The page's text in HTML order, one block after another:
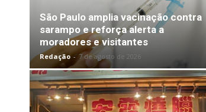
São Paulo amplia vacinação contra
sarampo e reforça alerta a
moradores e visitantes
Redação - 7 de agosto de 2026